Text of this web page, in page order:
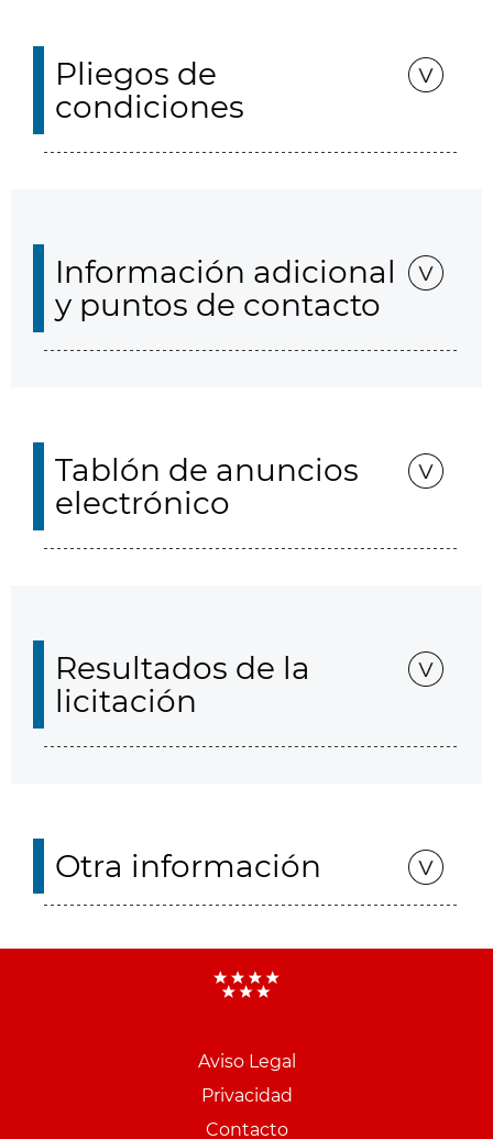
Pliegos de
condiciones
Información adicional
y puntos de contacto
Tablón de anuncios
electrónico
Resultados de la
licitación
Otra información
Aviso Legal
Privacidad
Contacto